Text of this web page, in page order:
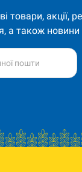
товари, акції,
а також новини